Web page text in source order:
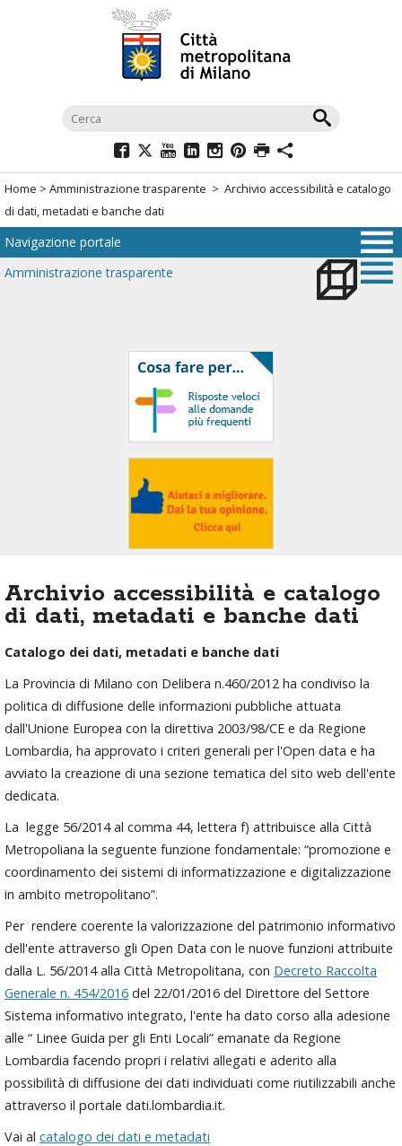
navigazione
menù
di
navigazione
interna
Home > Amministrazione trasparente > Archivio accessibilità e catalogo
di dati, metadati e banche dati
Navigazione portale
Amministrazione trasparente
Archivio accessibilità e catalogo
di dati, metadati e banche dati
Catalogo dei dati, metadati e banche dati
La Provincia di Milano con Delibera n.460/2012 ha condiviso la
politica di diffusione delle informazioni pubbliche attuata
dall'Unione Europea con la direttiva 2003/98/CE e da Regione
Lombardia, ha approvato i criteri generali per l'Open data e ha
avviato la creazione di una sezione tematica del sito web dell'ente
dedicata.
La legge 56/2014 al comma 44, lettera f) attribuisce alla Città
Metropoliana la seguente funzione fondamentale: “promozione e
coordinamento dei sistemi di informatizzazione e digitalizzazione
in ambito metropolitano”.
Per rendere coerente la valorizzazione del patrimonio informativo
dell'ente attraverso gli Open Data con le nuove funzioni attribuite
dalla L. 56/2014 alla Città Metropolitana, con Decreto Raccolta
Generale n. 454/2016 del 22/01/2016 del Direttore del Settore
Sistema informativo integrato, l'ente ha dato corso alla adesione
alle “ Linee Guida per gli Enti Locali” emanate da Regione
Lombardia facendo propri i relativi allegati e aderito alla
possibilità di diffusione dei dati individuati come riutilizzabili anche
attraverso il portale dati.lombardia.it.
Vai al catalogo dei dati e metadati